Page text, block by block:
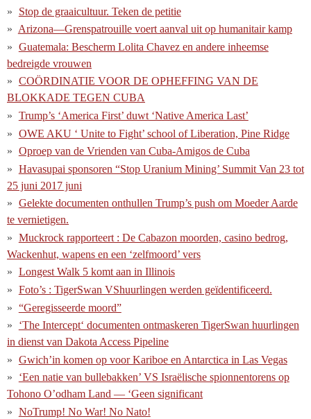
Stop de graaicultuur. Teken de petitie
Arizona—Grenspatrouille voert aanval uit op humanitair kamp
Guatemala: Bescherm Lolita Chavez en andere inheemse
bedreigde vrouwen
COÖRDINATIE VOOR DE OPHEFFING VAN DE
BLOKKADE TEGEN CUBA
Trump’s ‘America First’ duwt ‘Native America Last’
OWE AKU ‘ Unite to Fight’ school of Liberation, Pine Ridge
Oproep van de Vrienden van Cuba-Amigos de Cuba
Havasupai sponsoren “Stop Uranium Mining’ Summit Van 23 tot
25 juni 2017 juni
Gelekte documenten onthullen Trump’s push om Moeder Aarde
te vernietigen.
Muckrock rapporteert : De Cabazon moorden, casino bedrog,
Wackenhut, wapens en een ‘zelfmoord’ vers
Longest Walk 5 komt aan in Illinois
Foto’s : TigerSwan VShuurlingen werden geïdentificeerd.
“Geregisseerde moord”
‘The Intercept‘ documenten ontmaskeren TigerSwan huurlingen
in dienst van Dakota Access Pipeline
Gwich’in komen op voor Kariboe en Antarctica in Las Vegas
‘Een natie van bullebakken’ VS Israëlische spionnentorens op
Tohono O’odham Land — ‘Geen significant
NoTrump! No War! No Nato!